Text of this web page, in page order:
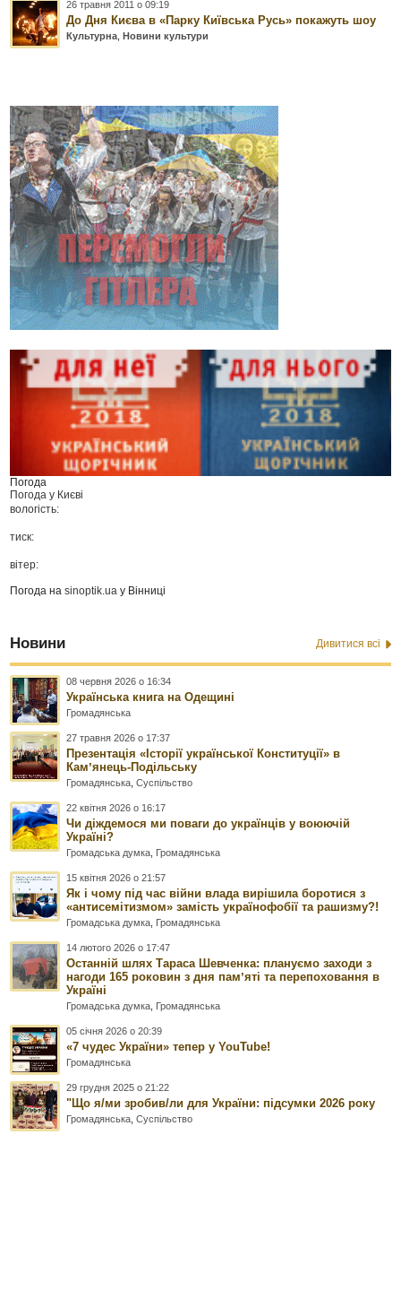
26 травня 2011 о 09:19
До Дня Києва в «Парку Київська Русь» покажуть шоу
Культурна ,Новини культури
Погода
Погода у Києві
вологість:
тиск:
вітер:
Погода наsinoptik.ua у Вінниці
Новини Дивитися всі
08 червня 2026 о 16:34
Українська книга на Одещині
Громадянська
27 травня 2026 о 17:37
Презентація «Історії української Конституції» в
Камʼянець-Подільську
Громадянська ,Суспільство
22 квітня 2026 о 16:17
Чи діждемося ми поваги до українців у воюючій
Україні?
Громадська думка Громадянська
15 квітня 2026 о 21:57
Як і чому під час війни влада вирішила боротися з
«антисемітизмом» замість українофобії та рашизму?!
Громадська думка Громадянська
14 лютого 2026 о 17:47
Останній шлях Тараса Шевченка: плануємо заходи з
нагоди 165 роковин з дня памʼяті та перепоховання в
Україні
Громадська думка Громадянська
05 січня 2026 о 20:39
«7 чудес України» тепер у YouTube!
Громадянська
29 грудня 2025 о 21:22
"Що я/ми зробив/ли для України: підсумки 2026 року
Громадянська ,Суспільство